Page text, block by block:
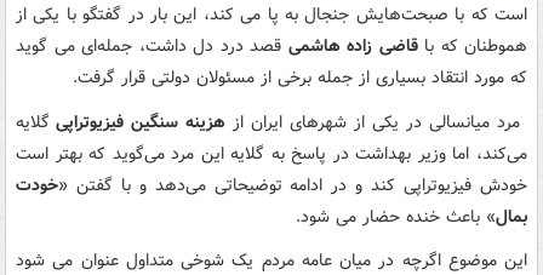
است که با صبحت‌هایش جنجال به پا می کند، این بار در گفتگو با یکی از
هموطنان که باقاضی زاده هاشمی قصد درد دل داشت، جمله‌ای می گوید
که مورد انتقاد بسیاری از جمله برخی از مسئولان دولتی قرار گرفت.
مرد میانسالی در یکی از شهرهای ایران از هزینه سنگین فیزیوتراپی گلایه
می‌کند، اما وزیر بهداشت در پاسخ به گلایه این مرد می‌گوید که بهتر است
خودش فیزیوتراپی کند و در ادامه توضیحاتی می‌دهد و با گفتن «خودت
بمال» باعث خنده حضار می شود.
این موضوع اگرچه در میان عامه مردم یک شوخی متداول عنوان می شود